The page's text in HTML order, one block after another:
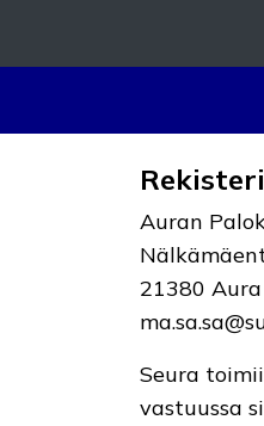
Auran
21380 Aura
Seura
vastuussa